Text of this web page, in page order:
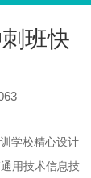
班快
学校精心设计
用技术信息技